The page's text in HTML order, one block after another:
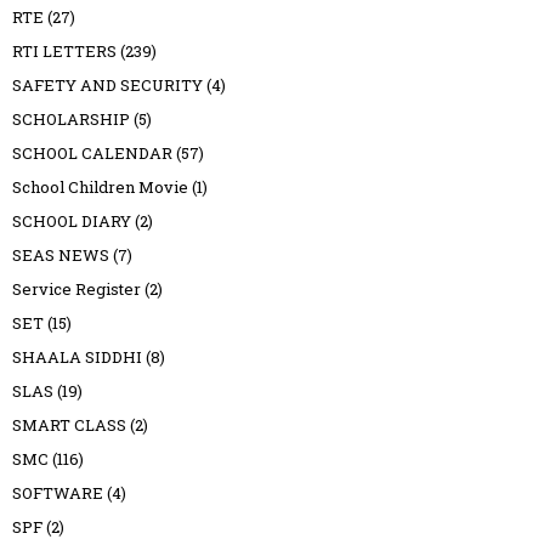
RTE (27)
RTI LETTERS (239)
SAFETY AND SECURITY(4)
SCHOLARSHIP (5)
SCHOOL CALENDAR(57)
School Children Movie (1)
SCHOOL DIARY(2)
SEAS NEWS (7)
Service Register(2)
SET(15)
SHAALA SIDDHI (8)
SLAS (19)
SMART CLASS (2)
SMC (116)
SOFTWARE (4)
SPF(2)